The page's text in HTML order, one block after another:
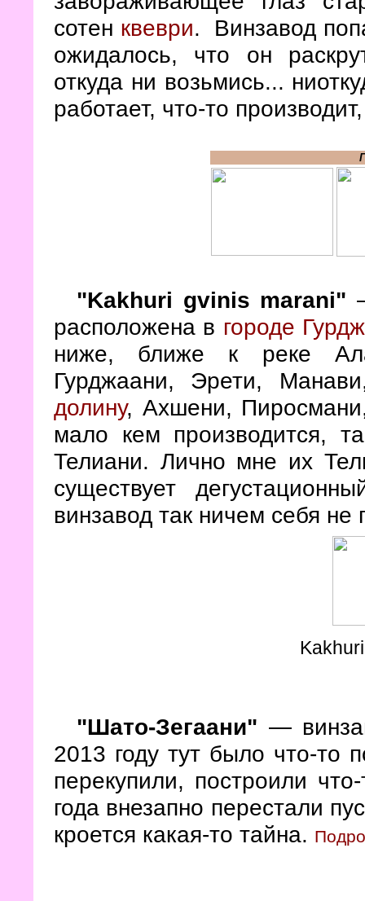
сотен квеври.
Винзавод
ожидалось, что он
откуда ни возьмись...
работает, что-то
"Kakhuri gvinis marani"
расположена в городе
ниже, ближе к реке
Гурджаани, Эрети,
долину, Ахшени,
мало кем производится,
Телиани. Лично мне их
существует
винзавод так ничем себя не
"Шато-Зегаани" —
2013 году тут было что-то
перекупили, построили
года внезапно перестали
кроется какая-то тайна.